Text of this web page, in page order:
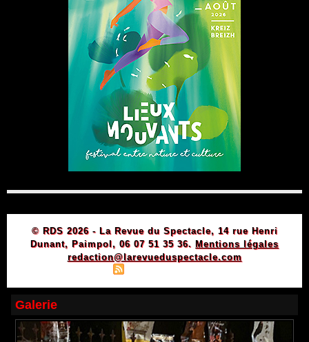
© RDS 2026 - La Revue du Spectacle, 14 rue Henri
Dunant, Paimpol, 06 07 51 35 36. Mentions légales
redaction@larevueduspectacle.com
Galerie